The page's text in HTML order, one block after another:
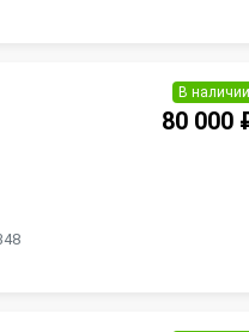
В наличии
80 000